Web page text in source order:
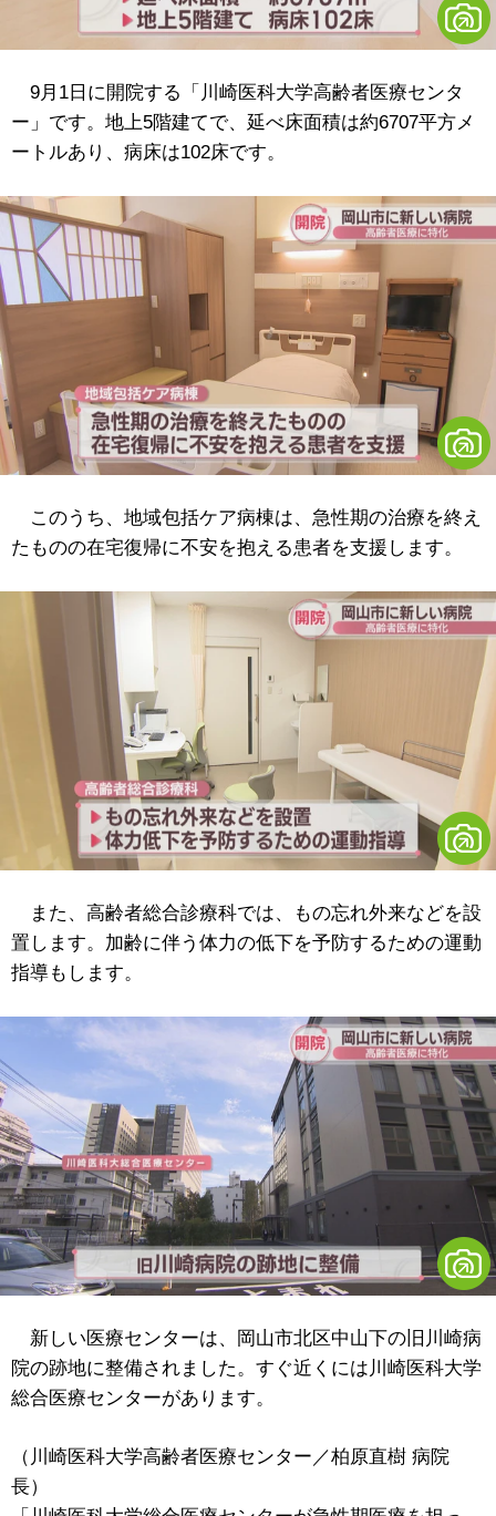
9月1日に開院する「川崎医科大学高齢者医療センタ
ー」です。地上5階建てで、延べ床面積は約6707平方メ
ートルあり、病床は102床です。
このうち、地域包括ケア病棟は、急性期の治療を終え
たものの在宅復帰に不安を抱える患者を支援します。
また、高齢者総合診療科では、もの忘れ外来などを設
置します。加齢に伴う体力の低下を予防するための運動
指導もします。
新しい医療センターは、岡山市北区中山下の旧川崎病
院の跡地に整備されました。すぐ近くには川崎医科大学
総合医療センターがあります。
（川崎医科大学高齢者医療センター／柏原直樹 病院
長）